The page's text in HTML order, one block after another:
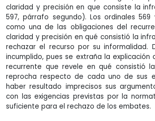
claridad y precisión en que consiste la
597, párrafo segundo). Los ordinales
como una de las obligaciones del
claridad y precisión en qué consistió la
rechazar el recurso por su informalidad.
incumplido, pues se extraña la explicación
recurrente que revele en qué consistió
reprocha respecto de cada uno de sus
haber resultado imprecisos sus
con las exigencias previstas por la
suficiente para el rechazo de los embates.